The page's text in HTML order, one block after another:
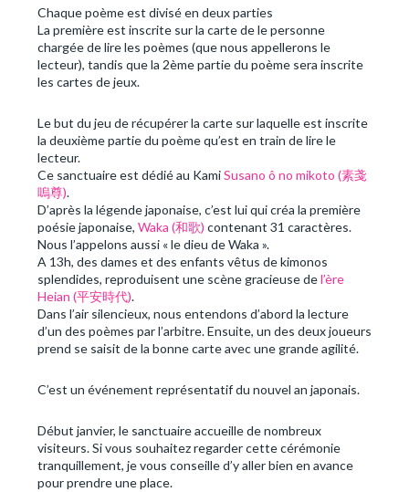
Chaque poème est divisé en deux parties
La première est inscrite sur la carte de le personne
chargée de lire les poèmes (que nous appellerons le
lecteur), tandis que la 2ème partie du poème sera inscrite
les cartes de jeux.
Le but du jeu de récupérer la carte sur laquelle est inscrite
la deuxième partie du poème qu’est en train de lire le
lecteur.
Ce sanctuaire est dédié au KamiSusano ô no mikoto (素戔
嗚尊).
D’après la légende japonaise, c’est lui qui créa la première
poésie japonaise, Waka (和歌) contenant 31 caractères.
Nous l’appelons aussi « le dieu de Waka ».
A 13h, des dames et des enfants vêtus de kimonos
splendides, reproduisent une scène gracieuse del’ère
Heian (平安時代).
Dans l’air silencieux, nous entendons d’abord la lecture
d’un des poèmes par l’arbitre. Ensuite, un des deux joueurs
prend se saisit de la bonne carte avec une grande agilité.
C’est un événement représentatif du nouvel an japonais.
Début janvier, le sanctuaire accueille de nombreux
visiteurs. Si vous souhaitez regarder cette cérémonie
tranquillement, je vous conseille d’y aller bien en avance
pour prendre une place.